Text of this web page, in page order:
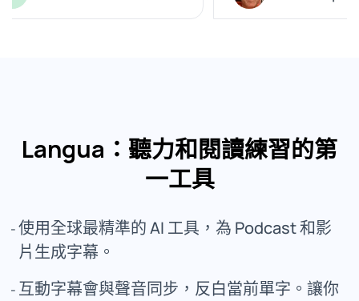
Langua：聽力和閱讀練習的第
一工具
使用全球最精準的 AI 工具，為 Podcast 和影
片生成字幕。
互動字幕會與聲音同步，反白當前單字。讓你